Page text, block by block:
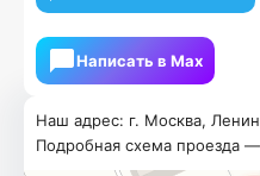
Наш адрес: г. Москва,
Подробная схема проезда —
Написать в Мах